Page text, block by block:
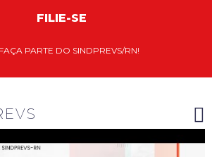
FILIE-SE
PARTE DO SINDPREVS/RN!